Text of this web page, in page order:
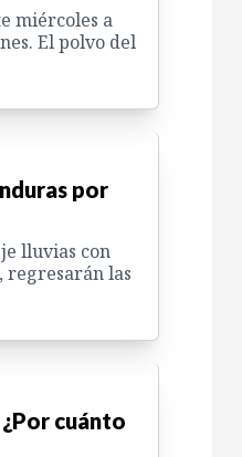
miércoles a
El polvo del
por
lluvias con
regresarán las
cuánto